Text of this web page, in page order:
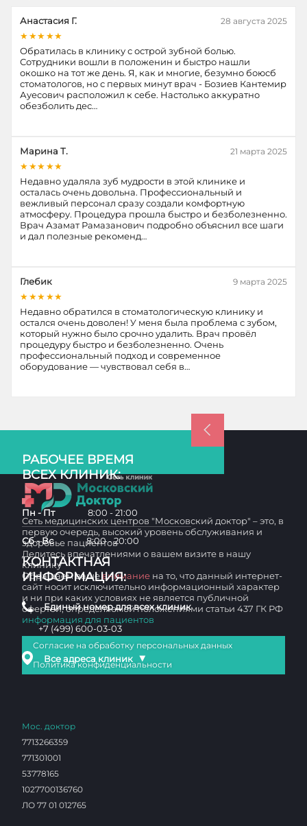
Анастасия Г. 28 августа 2025
★★★★★
Обратилась в клинику с острой зубной болью.
Сотрудники вошли в положенин и быстро нашли
окошко на тот же день. Я, как и многие, безумно боюсб
стоматологов, но с первых минут врач - Бозиев Кантемир
Ауесович расположил к себе. Настолько аккуратно
обезболить дес…
Марина Т. 21 марта 2025
★★★★★
Недавно удаляла зуб мудрости в этой клинике и
осталась очень довольна. Профессиональный и
вежливый персонал сразу создали комфортную
атмосферу. Процедура прошла быстро и безболезненно.
Врач Азамат Рамазанович подробно объяснил все шаги
и дал полезные рекоменд…
Глебик 9 марта 2025
★★★★★
Недавно обратился в стоматологическую клинику и
остался очень доволен! У меня была проблема с зубом,
который нужно было срочно удалить. Врач провёл
процедуру быстро и безболезненно. Очень
профессиональный подход и современное
оборудование — чувствовал себя в…
РАБОЧЕЕ ВРЕМЯ
ВСЕХ КЛИНИК:
Пн - Пт 8:00 - 21:00
Сб - Вс 8:00 - 20:00
КОНТАКТНАЯ
ИНФОРМАЦИЯ:
Единый номер для всех клиник
+7 (499) 600-03-03
Все адреса клиник ▼
Сеть медицинских центров "Московский доктор" – это, в
первую очередь, высокий уровень обслуживания и
здоровье пациентов
Делитесь впечатлениями о вашем визите в нашу
клинику
Обращаем вашевнимание на то, что данный интернет-
сайт носит исключительно информационный характер
и ни при каких условиях не является публичной
офертой, определяемой положениями статьи 437 ГК РФ
информация для пациентов
Согласие на обработку персональных данных
Политика конфиденциальности
Мос. доктор
7713266359
771301001
53778165
1027700136760
ЛО 77 01 012765